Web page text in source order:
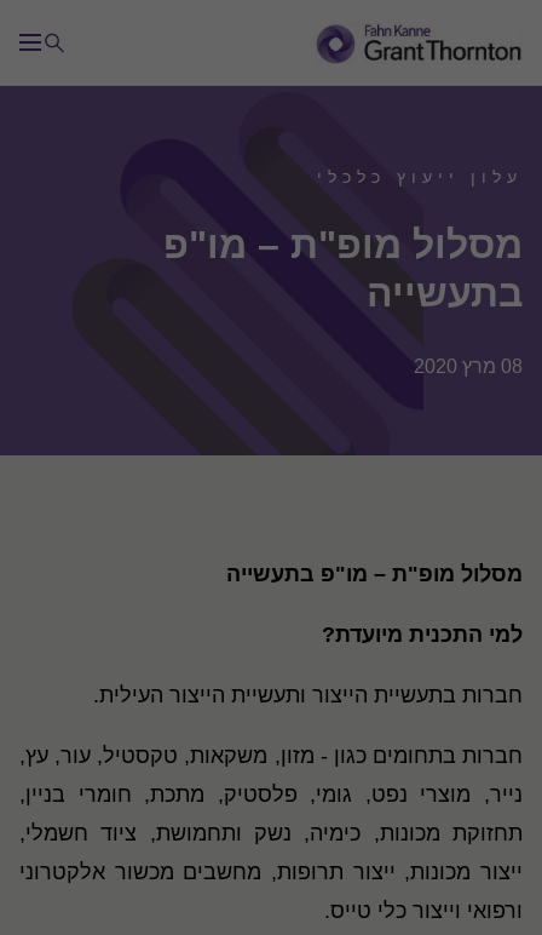
עלון ייעוץ כלכלי
מסלול מופ"ת – מו"פ
בתעשייה
08 מרץ 2020
מסלול מופ"ת – מו"פ בתעשייה
למי התכנית מיועדת?
חברות בתעשיית הייצור ותעשיית הייצור העילית.
חברות בתחומים כגון - מזון, משקאות, טקסטיל, עור, עץ,
נייר, מוצרי נפט, גומי, פלסטיק, מתכת, חומרי בניין,
תחזוקת מכונות, כימיה, נשק ותחמושת, ציוד חשמלי,
ייצור מכונות, ייצור תרופות, מחשבים מכשור אלקטרוני
ורפואי וייצור כלי טייס.